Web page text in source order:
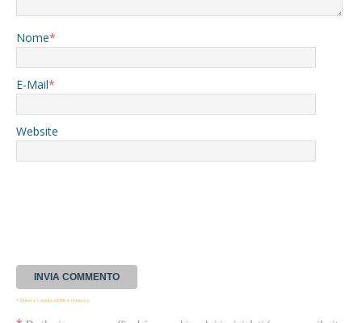
Nome*
E-Mail*
Website
* Questa casella GDPR è richiesta